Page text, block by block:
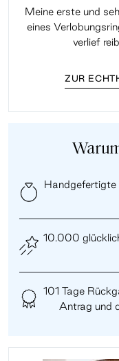
Meine erste und
eines
verlief
ZUR
Handgefertigte
10.000
101 Tage
Antrag und